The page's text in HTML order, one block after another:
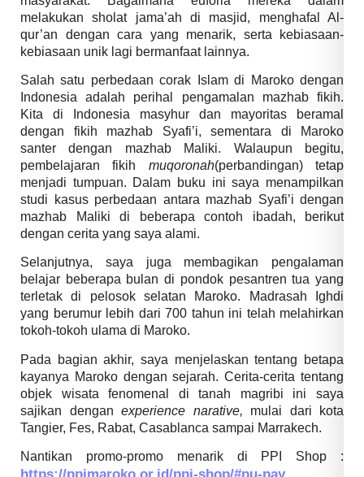
melakukan sholat jama’ah di masjid, menghafal Al-
qur’an dengan cara yang menarik, serta kebiasaan-
kebiasaan unik lagi bermanfaat lainnya.
Salah satu perbedaan corak Islam di Maroko dengan
Indonesia adalah perihal pengamalan mazhab fikih.
Kita di Indonesia masyhur dan mayoritas beramal
dengan fikih mazhab Syafi’i, sementara di Maroko
santer dengan mazhab Maliki. Walaupun begitu,
pembelajaran fikih muqoronah(perbandingan) tetap
menjadi tumpuan. Dalam buku ini saya menampilkan
studi kasus perbedaan antara mazhab Syafi’i dengan
mazhab Maliki di beberapa contoh ibadah, berikut
dengan cerita yang saya alami.
Selanjutnya, saya juga membagikan pengalaman
belajar beberapa bulan di pondok pesantren tua yang
terletak di pelosok selatan Maroko. Madrasah Ighdi
yang berumur lebih dari 700 tahun ini telah melahirkan
tokoh-tokoh ulama di Maroko.
Pada bagian akhir, saya menjelaskan tentang betapa
kayanya Maroko dengan sejarah. Cerita-cerita tentang
objek wisata fenomenal di tanah magribi ini saya
sajikan dengan experience narative, mulai dari kota
Tangier, Fes, Rabat, Casablanca sampai Marrakech.
Nantikan promo-promo menarik di PPI Shop :